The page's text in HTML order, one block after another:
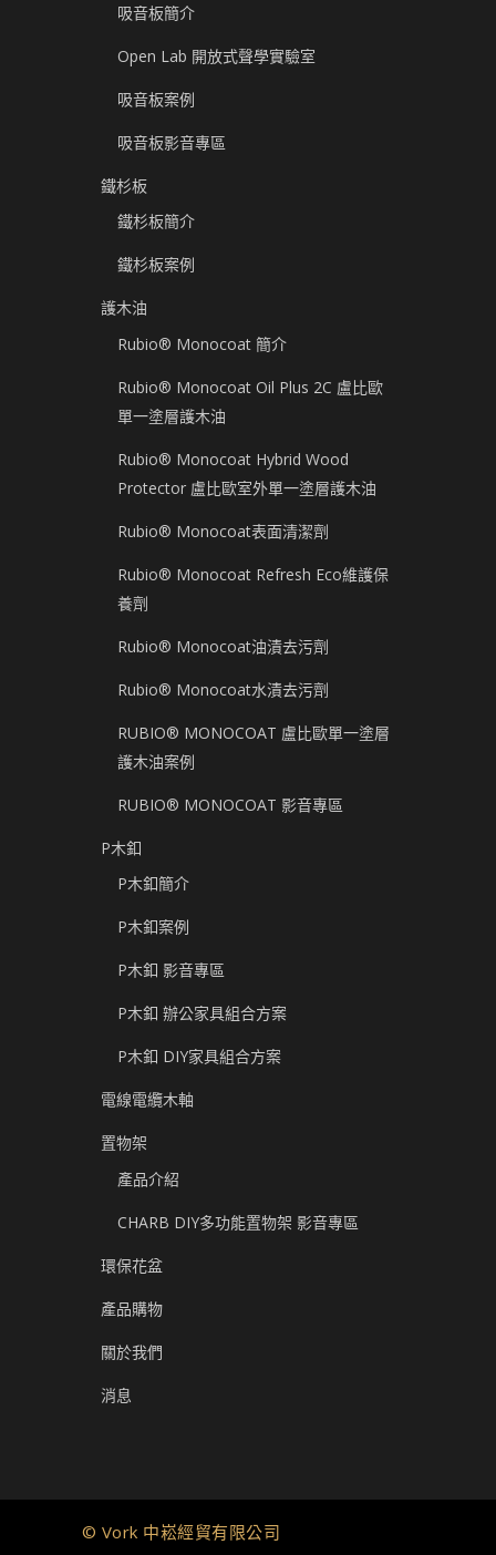
吸音板簡介
Open Lab 開放式聲學實驗室
吸音板案例
吸音板影音專區
鐵杉板
鐵杉板簡介
鐵杉板案例
護木油
Rubio® Monocoat 簡介
Rubio® Monocoat Oil Plus 2C 盧比歐
單一塗層護木油
Rubio® Monocoat Hybrid Wood
Protector 盧比歐室外單一塗層護木油
Rubio® Monocoat表面清潔劑
Rubio® Monocoat Refresh Eco維護保
養劑
Rubio® Monocoat油漬去污劑
Rubio® Monocoat水漬去污劑
RUBIO® MONOCOAT 盧比歐單一塗層
護木油案例
RUBIO® MONOCOAT 影音專區
P木釦
P木釦簡介
P木釦案例
P木釦 影音專區
P木釦 辦公家具組合方案
P木釦 DIY家具組合方案
電線電纜木軸
置物架
產品介紹
CHARB DIY多功能置物架 影音專區
環保花盆
產品購物
關於我們
消息
© Vork 中崧經貿有限公司